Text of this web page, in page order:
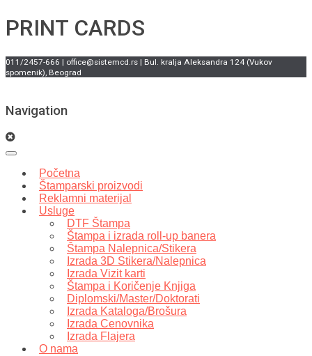
PRINT CARDS
011/2457-666 | office@sistemcd.rs | Bul. kralja Aleksandra 124 (Vukov
spomenik), Beograd
Navigation
Početna
Štamparski proizvodi
Reklamni materijal
Usluge
DTF Štampa
Štampa i izrada roll-up banera
Štampa Nalepnica/Stikera
Izrada 3D Stikera/Nalepnica
Izrada Vizit karti
Štampa i Koričenje Knjiga
Diplomski/Master/Doktorati
Izrada Kataloga/Brošura
Izrada Cenovnika
Izrada Flajera
O nama